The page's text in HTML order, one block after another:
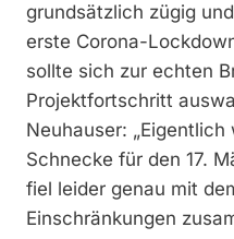
grundsätzlich zügig
erste Corona-
sollte sich zur echten
Projektfortschritt
Neuhauser:
Schnecke für den 17.
fiel leider genau mit
Einschränkungen